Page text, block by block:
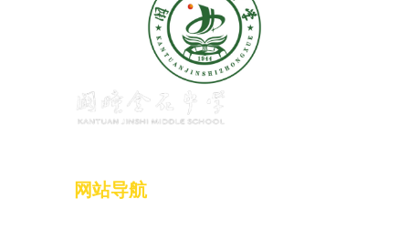
网站导航